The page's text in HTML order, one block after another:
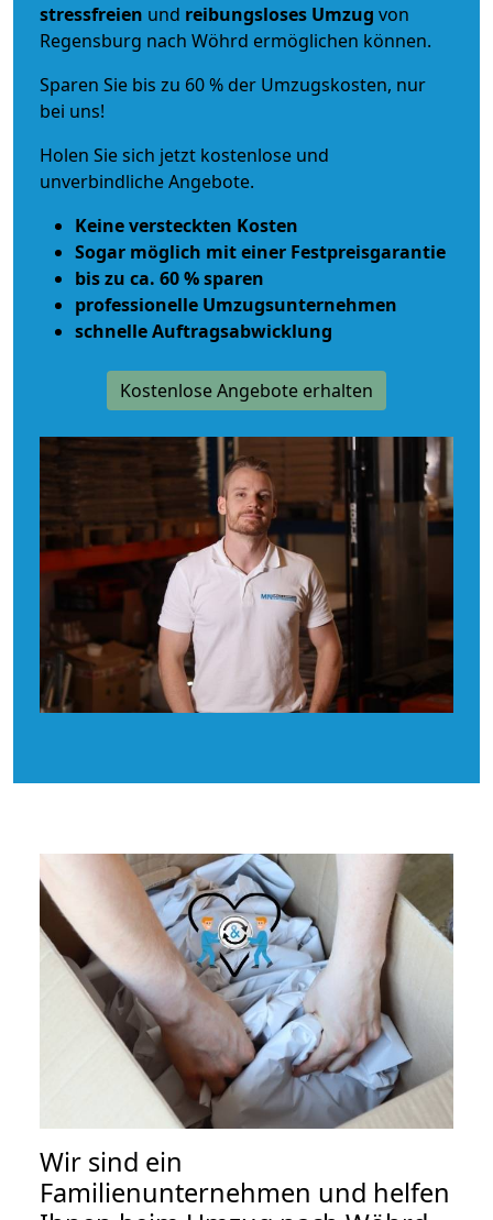
stressfreien und reibungsloses Umzug von
Regensburg nach Wöhrd ermöglichen können.
Sparen Sie bis zu 60 % der Umzugskosten, nur
bei uns!
Holen Sie sich jetzt kostenlose und
unverbindliche Angebote.
Keine versteckten Kosten
Sogar möglich mit einer Festpreisgarantie
bis zu ca. 60 % sparen
professionelle Umzugsunternehmen
schnelle Auftragsabwicklung
Kostenlose Angebote erhalten
Wir sind ein
Familienunternehmen und helfen